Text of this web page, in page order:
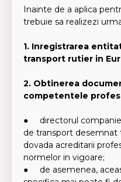
Inainte de a aplica
trebuie sa realizezi
1. Inregistrarea
transport rutier in
2. Obtinerea
competentele
● directorul
de transport desemnat
dovada acreditarii
normelor in vigoare;
● de asemenea,